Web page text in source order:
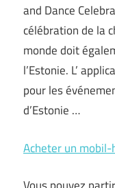
and Dance
célébration de la
monde doit
l’Estonie. L’
pour les
d’Estonie …
Acheter un